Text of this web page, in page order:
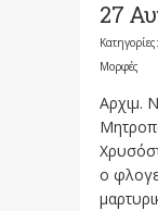
27
Κατηγορίες:
Μορφές
Αρχιμ.
ο